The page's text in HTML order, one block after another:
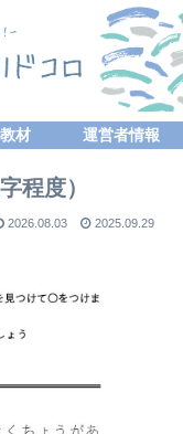
材 運営者情報
程度）
2026.08.03 2025.09.29